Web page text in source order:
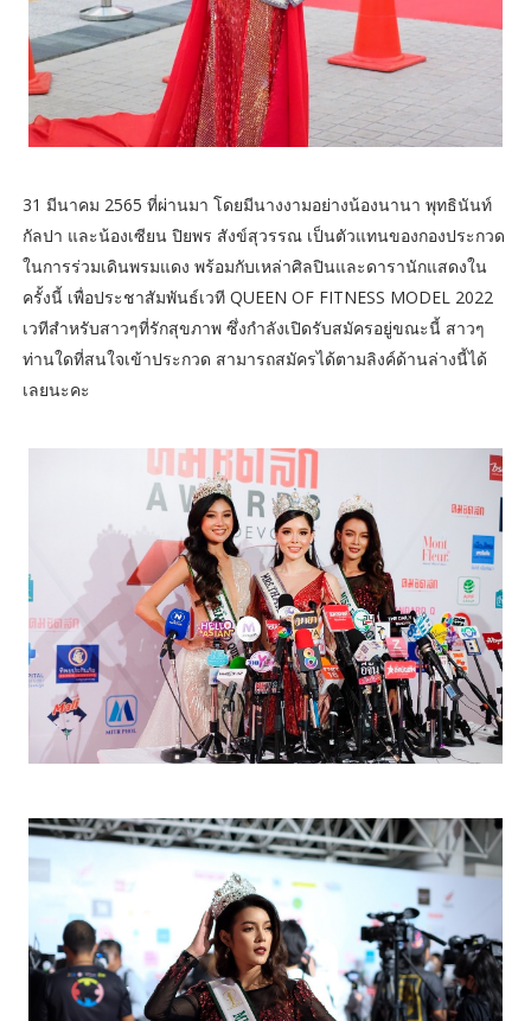
31 มีนาคม 2565 ที่ผ่านมา โดยมีนางงามอย่างน้องนานา พุทธินันท์
กัลปา และน้องเซียน ปิยพร สังข์สุวรรณ เป็นตัวแทนของกองประกวด
ในการร่วมเดินพรมแดง พร้อมกับเหล่าศิลปินและดารานักแสดงใน
ครั้งนี้ เพื่อประชาสัมพันธ์เวที QUEEN OF FITNESS MODEL 2022
เวทีสำหรับสาวๆที่รักสุขภาพ ซึ่งกำลังเปิดรับสมัครอยู่ขณะนี้ สาวๆ
ท่านใดที่สนใจเข้าประกวด สามารถสมัครได้ตามลิงค์ด้านล่างนี้ได้
เลยนะคะ